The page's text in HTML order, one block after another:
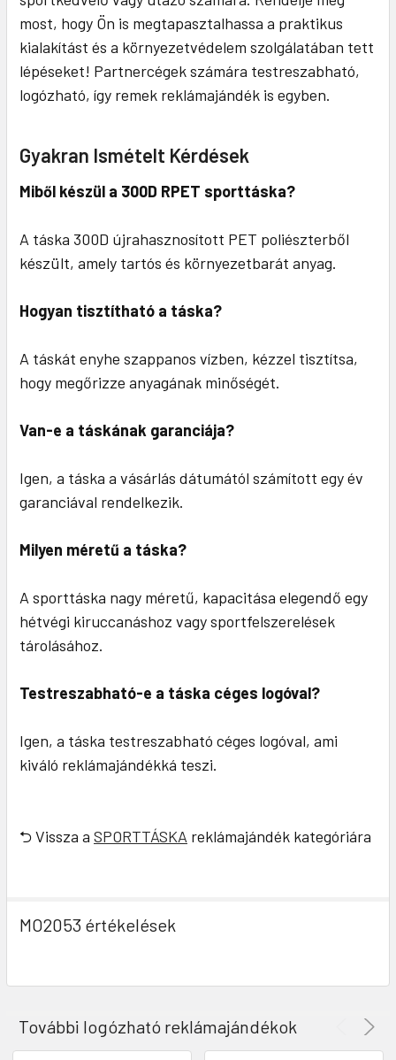
most, hogy Ön is megtapasztalhassa a praktikus
kialakítást és a környezetvédelem szolgálatában tett
lépéseket! Partnercégek számára testreszabható,
logózható, így remek reklámajándék is egyben.
Gyakran Ismételt Kérdések
Miből készül a 300D RPET sporttáska?
A táska 300D újrahasznosított PET poliészterből
készült, amely tartós és környezetbarát anyag.
Hogyan tisztítható a táska?
A táskát enyhe szappanos vízben, kézzel tisztítsa,
hogy megőrizze anyagának minőségét.
Van-e a táskának garanciája?
Igen, a táska a vásárlás dátumától számított egy év
garanciával rendelkezik.
Milyen méretű a táska?
A sporttáska nagy méretű, kapacitása elegendő egy
hétvégi kiruccanáshoz vagy sportfelszerelések
tárolásához.
Testreszabható-e a táska céges logóval?
Igen, a táska testreszabható céges logóval, ami
kiváló reklámajándékká teszi.
⮌ Vissza a SPORTTÁSKA reklámajándék kategóriára
MO2053 értékelések
További logózható reklámajándékok